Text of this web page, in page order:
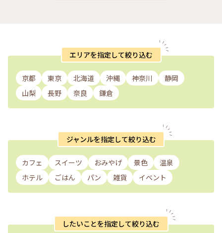
エリアを指定して絞り込む
京都 東京 北海道 沖縄 神奈川
静岡
山梨
長野 奈良 鎌倉
ジャンルを指定して絞り込む
カフェ スイーツ おみやげ 景色
温泉
ホテル
ごはん パン 雑貨 イベント
したいことを指定して絞り込む